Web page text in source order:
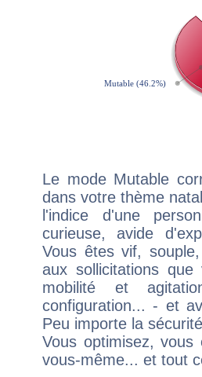
Le mode Mutable
dans votre thème
l'indice d'une
curieuse, avide
Vous êtes vif,
aux sollicitations
mobilité et
configuration... - et
Peu importe la
Vous optimisez, vous
vous-même... et tout